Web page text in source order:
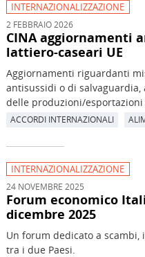
INTERNAZIONALIZZAZIONE
2 FEBBRAIO 2026
CINA aggiornamenti
lattiero-caseari UE
Aggiornamenti riguardanti
antisussidi o di
delle produzioni/esportazioni
ACCORDI INTERNAZIONALI
INTERNAZIONALIZZAZIONE
24 NOVEMBRE 2025
Forum economico
dicembre 2025
Un forum dedicato a
tra i due Paesi.